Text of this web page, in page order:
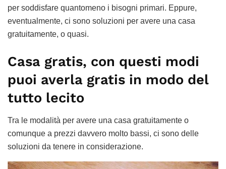
per soddisfare quantomeno i bisogni primari. Eppure,
eventualmente, ci sono soluzioni per avere una casa
gratuitamente, o quasi.
Casa gratis, con questi modi
puoi averla gratis in modo del
tutto lecito
Tra le modalità per avere una casa gratuitamente o
comunque a prezzi davvero molto bassi, ci sono delle
soluzioni da tenere in considerazione.